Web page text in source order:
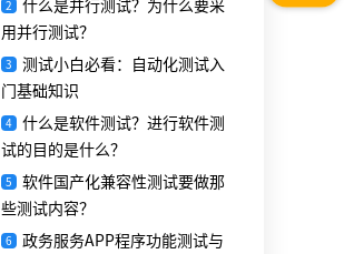
2
什么是并行测试？为什么要采
用并行测试？
3
测试小白必看：自动化测试入
门基础知识
4 什么是软件测试？进行软件测
试的目的是什么？
5
软件国产化兼容性测试要做那
些测试内容？
6
政务服务APP程序功能测试与